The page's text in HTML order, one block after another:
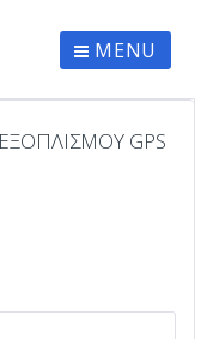
MENU
GPS